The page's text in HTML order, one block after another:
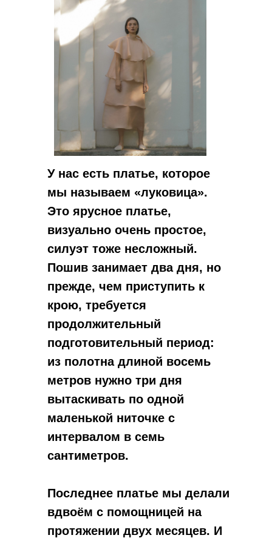
У нас есть платье, которое
мы называем «луковица».
Это ярусное платье,
визуально очень простое,
силуэт тоже несложный.
Пошив занимает два дня, но
прежде, чем приступить к
крою, требуется
продолжительный
подготовительный период:
из полотна длиной восемь
метров нужно три дня
вытаскивать по одной
маленькой ниточке с
интервалом в семь
сантиметров.
Последнее платье мы делали
вдвоём с помощницей на
протяжении двух месяцев. И